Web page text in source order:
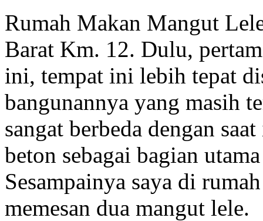
Rumah Makan Mangut
Barat Km. 12. Dulu,
ini, tempat ini lebih tepat
bangunannya yang masih
sangat berbeda dengan
beton sebagai bagian
Sesampainya saya di
memesan dua mangut lele.